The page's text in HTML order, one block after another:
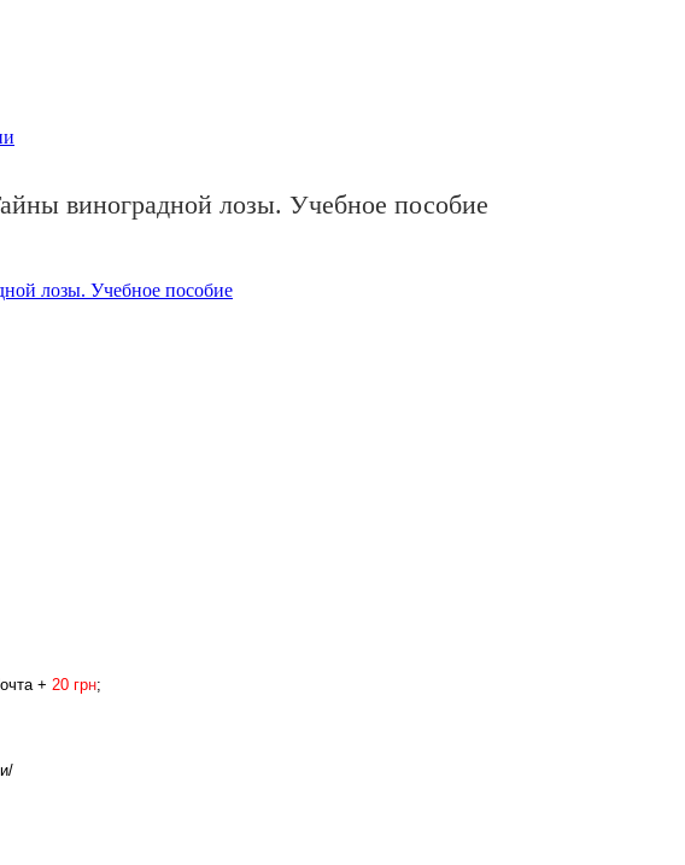
виноградной лозы. Учебное пособие
+ 20 грн;